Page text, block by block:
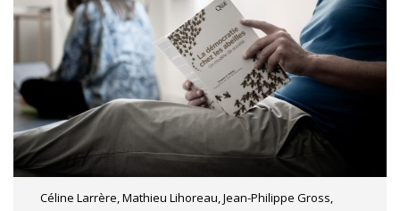
Céline Larrère, Mathieu Lihoreau, Jean-Philippe Gross,